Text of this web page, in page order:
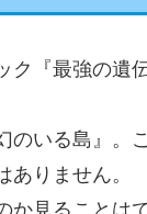
ク『最強の遺
のいる島』。
ありません。
か見ること